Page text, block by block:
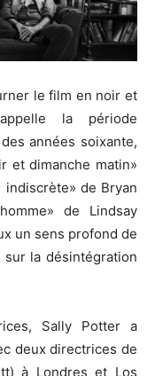
le film en noir et
la période
années soixante,
et dimanche matin»
indiscrète» de Bryan
homme» de Lindsay
un sens profond de
la désintégration
Sally Potter a
deux directrices de
) à Londres et Los